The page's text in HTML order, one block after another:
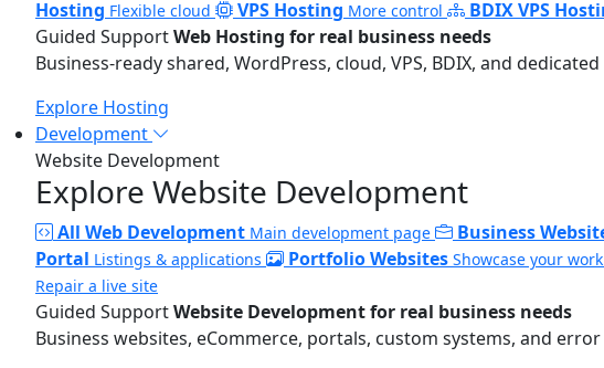
Hosting Flexible cloud VPS Hosting More control BDIX VPS
Guided SupportWeb Hosting for real business needs
Business-ready shared, WordPress, cloud, VPS, BDIX, and
Explore Hosting
Development
Website Development
Explore Website Development
All Web Development Main development page Business
Portal Listings & applications Portfolio Websites Showcase your work
Repair a live site
Guided SupportWebsite Development for real business needs
Business websites, eCommerce, portals, custom systems, and